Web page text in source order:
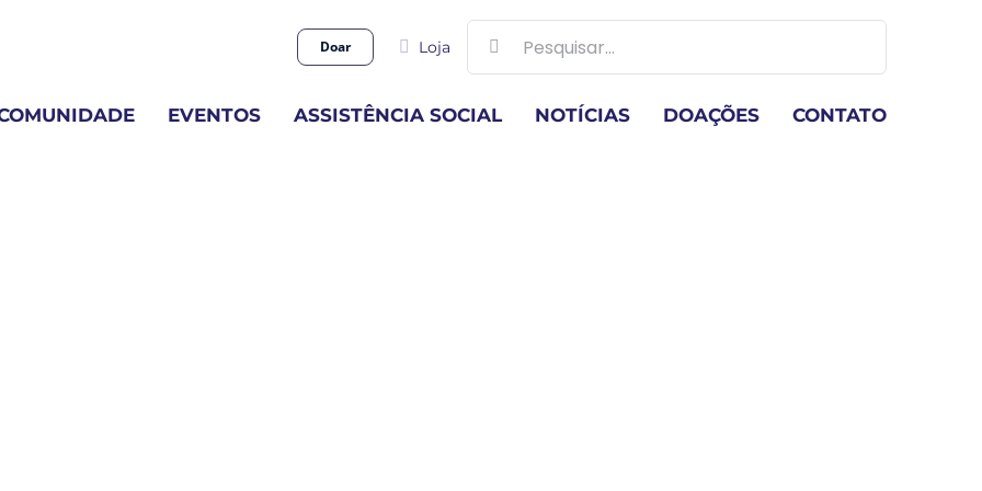
Doar Loja
Buscar
resultados
para:
EVENTOS ASSISTÊNCIA SOCIAL NOTÍCIAS DOAÇÕES CONTATO